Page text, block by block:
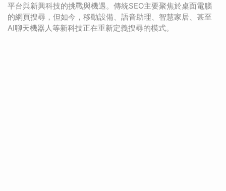
平台與新興科技的挑戰與機遇。傳統SEO主要聚焦於桌面電腦
的網頁搜尋，但如今，移動設備、語音助理、智慧家居、甚至
AI聊天機器人等新科技正在重新定義搜尋的模式。